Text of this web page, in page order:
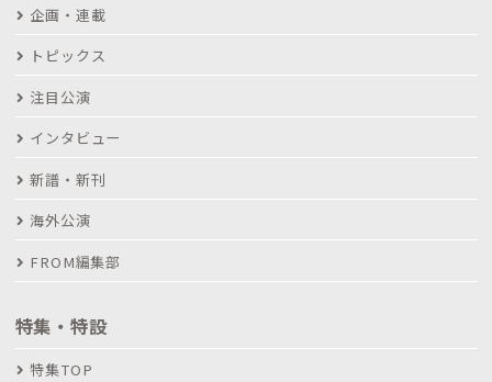
企画・連載
トピックス
注目公演
インタビュー
新譜・新刊
海外公演
FROM編集部
特集・特設
特集TOP